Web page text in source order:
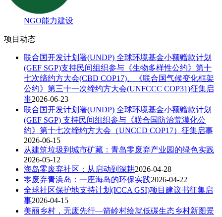
NGO能力建设
项目动态
联合国开发计划署(UNDP) 全球环境基金小额赠款计划
(GEF SGP)支持民间组织参与《生物多样性公约》第十
七次缔约方大会(CBD COP17)、《联合国气候变化框架
公约》第三十一次缔约方大会(UNFCCC COP31)征集启
事2026-06-23
联合国开发计划署(UNDP) 全球环境基金小额赠款计划
(GEF SGP) 支持民间组织参与《联合国防治荒漠化公
约》第十七次缔约方大会（UNCCD COP17）征集启事
2026-06-15
从建筑垃圾到城市矿藏：青岛零废弃产业园的绿色实践
2026-05-12
海岛零废弃社区：从启动到深耕2026-04-28
零废弃青浜岛：一座海岛的环保实践2026-04-22
全球社区保护地支持计划(ICCA GSI)项目建议书征集启
事2026-04-15
美丽乡村，无废先行—箭岭村绘就低碳生态乡村新图景